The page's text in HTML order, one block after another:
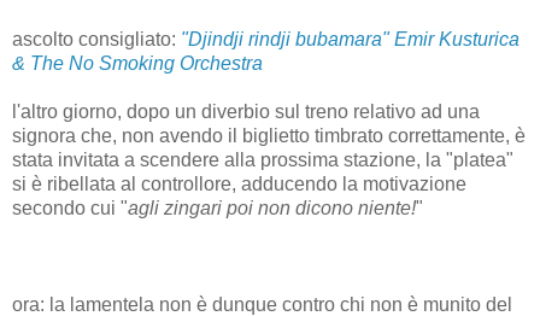
ascolto consigliato: "Djindji rindji bubamara" Emir Kusturica
& The No Smoking Orchestra
l'altro giorno, dopo un diverbio sul treno relativo ad una
signora che, non avendo il biglietto timbrato correttamente, è
stata invitata a scendere alla prossima stazione, la "platea"
si è ribellata al controllore, adducendo la motivazione
secondo cui "agli zingari poi non dicono niente!"
ora: la lamentela non è dunque contro chi non è munito del